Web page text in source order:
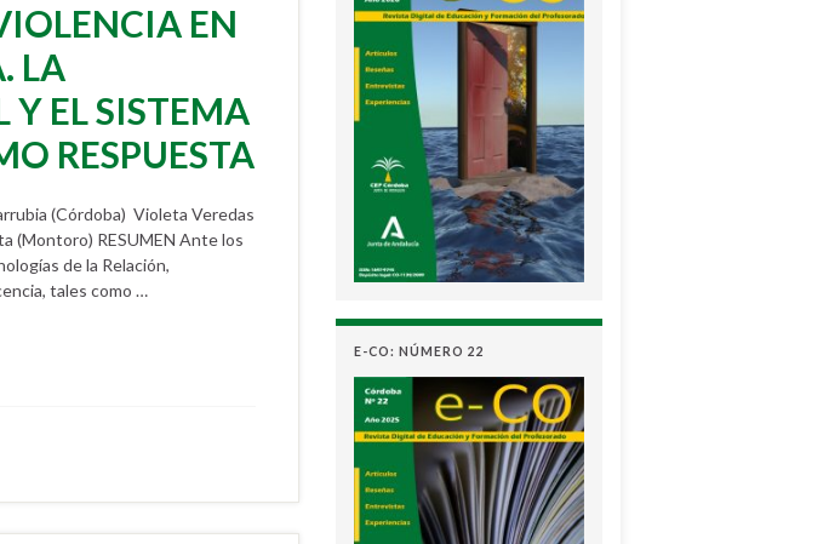
EN
LA
Y EL SISTEMA
RESPUESTA
(Córdoba) Violeta Veredas
(Montoro) RESUMEN Ante los
de la Relación,
tales como …
E-CO: NÚMERO 22